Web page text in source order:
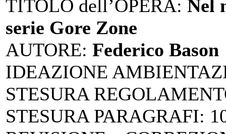
TITOLO dell’OPERA: Nel
serie Gore Zone
AUTORE: Federico Bason
IDEAZIONE
STESURA
STESURA PARAGRAFI: